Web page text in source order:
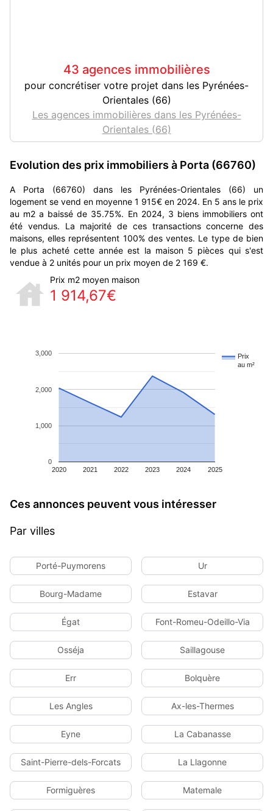
43 agences immobilières
pour concrétiser votre projet dans les Pyrénées-
Orientales (66)
Les agences immobilières dans les Pyrénées-
Orientales (66)
Evolution des prix immobiliers à Porta (66760)
A Porta (66760) dans les Pyrénées-Orientales (66) un
logement se vend en moyenne 1 915€ en 2024. En 5 ans le prix
au m2 a baissé de 35.75%. En 2024, 3 biens immobiliers ont
été vendus. La majorité de ces transactions concerne des
maisons, elles représentent 100% des ventes. Le type de bien
le plus acheté cette année est la maison 5 pièces qui s'est
vendue à 2 unités pour un prix moyen de 2 169 €.
Prix m2 moyen maison
1 914,67€
Prix
au m²
2020 2021 2022 2023 2024 2025
0
1,000
2,000
3,000
Ces annonces peuvent vous intéresser
Par villes
Porté-Puymorens Ur
Bourg-Madame Estavar
Égat Font-Romeu-Odeillo-Via
Osséja Saillagouse
Err Bolquère
Les Angles Ax-les-Thermes
Eyne La Cabanasse
Saint-Pierre-dels-Forcats La Llagonne
Formiguères Matemale